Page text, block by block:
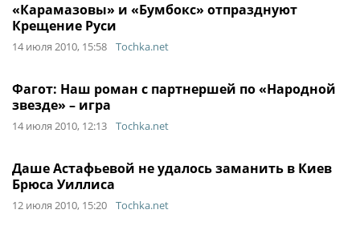
«Карамазовы» и «Бумбокс» отпразднуют
Крещение Руси
14 июля 2010, 15:58 Tochka.net
Фагот: Наш роман с партнершей по «Народной
звезде» – игра
14 июля 2010, 12:13 Tochka.net
Даше Астафьевой не удалось заманить в Киев
Брюса Уиллиса
12 июля 2010, 15:20 Tochka.net